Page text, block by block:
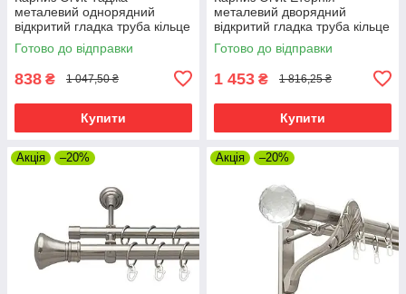
металевий однорядний
відкритий гладка труба кільце
металеве Нержавіюча Сталь
19 мм 300 см (00-00015981)
Готово до відправки
838 ₴ 1 047,50 ₴
Купити
металевий дворядний
відкритий гладка труба кільце
металеве Нержавіюча Сталь
25\19 мм 300 см (7075446)
Готово до відправки
1 453 ₴ 1 816,25 ₴
Купити
Акція –20% Акція –20%